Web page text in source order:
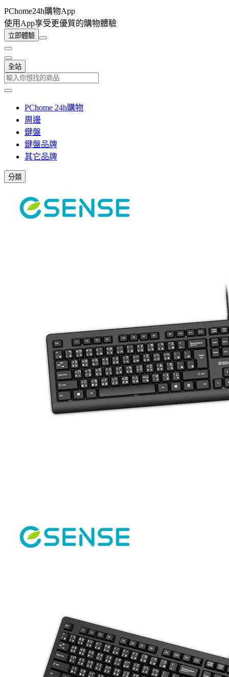
PChome24h購物App
使用App享受更優質的購物體驗
立即體驗
全站
PChome 24h購物
周邊
鍵盤
鍵盤品牌
其它品牌
分類